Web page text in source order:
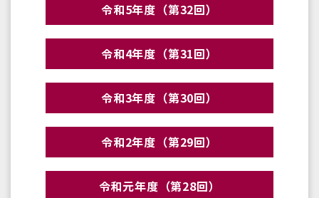
令和5年度（第32回）
令和4年度（第31回）
令和3年度（第30回）
令和2年度（第29回）
令和元年度（第28回）